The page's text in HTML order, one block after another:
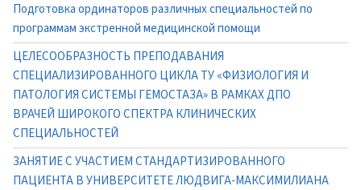
Подготовка ординаторов различных специальностей по
программам экстренной медицинской помощи
ЦЕЛЕСООБРАЗНОСТЬ ПРЕПОДАВАНИЯ
СПЕЦИАЛИЗИРОВАННОГО ЦИКЛА ТУ «ФИЗИОЛОГИЯ И
ПАТОЛОГИЯ СИСТЕМЫ ГЕМОСТАЗА» В РАМКАХ ДПО
ВРАЧЕЙ ШИРОКОГО СПЕКТРА КЛИНИЧЕСКИХ
СПЕЦИАЛЬНОСТЕЙ
ЗАНЯТИЕ С УЧАСТИЕМ СТАНДАРТИЗИРОВАННОГО
ПАЦИЕНТА В УНИВЕРСИТЕТЕ ЛЮДВИГА-МАКСИМИЛИАНА